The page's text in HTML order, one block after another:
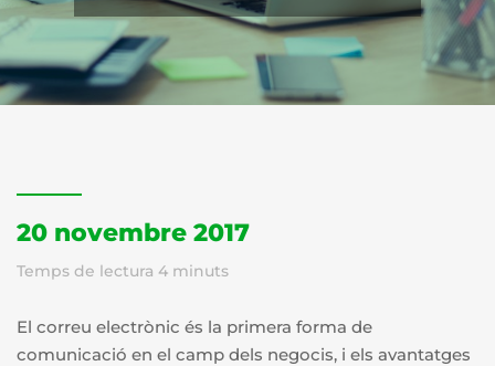
20 novembre 2017
Temps de lectura 4 minuts
El correu electrònic és la primera forma de
comunicació en el camp dels negocis, i els avantatges